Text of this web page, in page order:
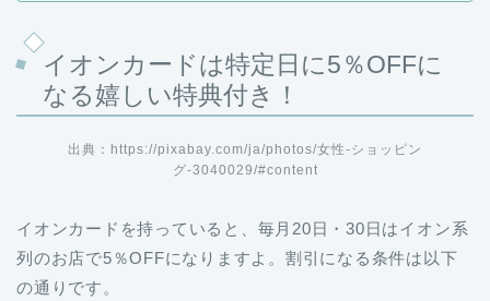
イオンカードは特定日に5％OFFに
なる嬉しい特典付き！
出典：https://pixabay.com/ja/photos/女性-ショッピン
グ-3040029/#content
イオンカードを持っていると、毎月20日・30日はイオン系
列のお店で5％OFFになりますよ。割引になる条件は以下
の通りです。